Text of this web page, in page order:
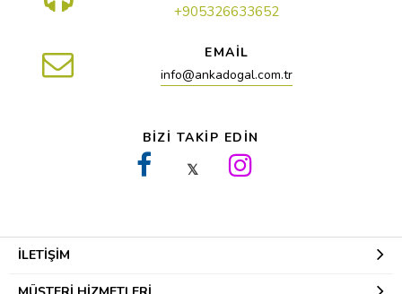
+905326633652
EMAİL
info@ankadogal.com.tr
BİZİ TAKİP EDİN
𝕏
İLETIŞIM